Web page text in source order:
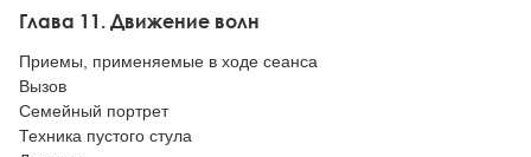
Глава 11. Движение волн
Приемы, применяемые в ходе сеанса
Вызов
Семейный портрет
Техника пустого стула